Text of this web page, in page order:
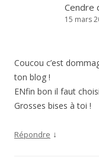
Cendre
15 mars
Coucou c’est
ton blog !
ENfin bon il faut
Grosses bises à toi !
Répondre ↓